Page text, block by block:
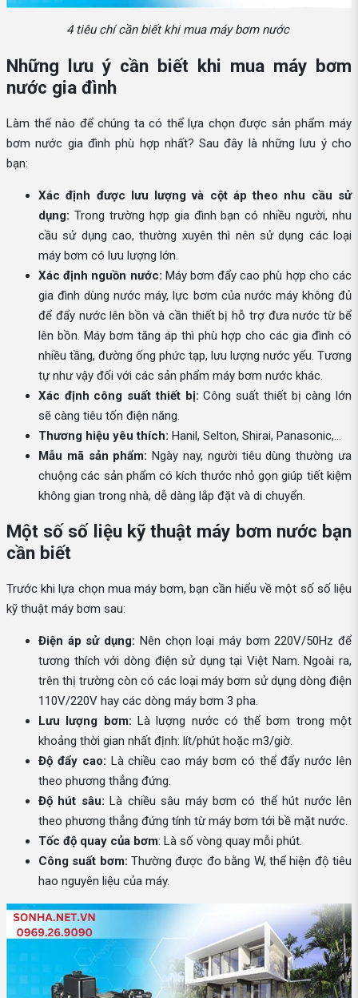
4 tiêu chí cần biết khi mua máy bơm nước
Những lưu ý cần biết khi mua máy bơm
nước gia đình
Làm thế nào để chúng ta có thể lựa chọn được sản phẩm máy
bơm nước gia đình phù hợp nhất? Sau đây là những lưu ý cho
bạn:
Xác định được lưu lượng và cột áp theo nhu cầu sử
dụng: Trong trường hợp gia đình bạn có nhiều người, nhu
cầu sử dụng cao, thường xuyên thì nên sử dụng các loại
máy bơm có lưu lượng lớn.
Xác định nguồn nước: Máy bơm đẩy cao phù hợp cho các
gia đình dùng nước máy, lực bơm của nước máy không đủ
để đẩy nước lên bồn và cần thiết bị hỗ trợ đưa nước từ bể
lên bồn. Máy bơm tăng áp thì phù hợp cho các gia đình có
nhiều tầng, đường ống phức tạp, lưu lượng nước yếu. Tương
tự như vậy đối với các sản phẩm máy bơm nước khác.
Xác định công suất thiết bị: Công suất thiết bị càng lớn
sẽ càng tiêu tốn điện năng.
Thương hiệu yêu thích: Hanil, Selton, Shirai, Panasonic,...
Mẫu mã sản phẩm: Ngày nay, người tiêu dùng thường ưa
chuộng các sản phẩm có kích thước nhỏ gọn giúp tiết kiệm
không gian trong nhà, dễ dàng lắp đặt và di chuyển.
Một số số liệu kỹ thuật máy bơm nước bạn
cần biết
Trước khi lựa chọn mua máy bơm, bạn cần hiểu về một số số liệu
kỹ thuật máy bơm sau:
Điện áp sử dụng: Nên chọn loại máy bơm 220V/50Hz để
tương thích với dòng điện sử dụng tại Việt Nam. Ngoài ra,
trên thị trường còn có các loại máy bơm sử dụng dòng điện
110V/220V hay các dòng máy bơm 3 pha.
Lưu lượng bơm: Là lượng nước có thể bơm trong một
khoảng thời gian nhất định: lít/phút hoặc m3/giờ.
Độ đẩy cao: Là chiều cao máy bơm có thể đẩy nước lên
theo phương thẳng đứng.
Độ hút sâu: Là chiều sâu máy bơm có thể hút nước lên
theo phương thẳng đứng tính từ máy bơm tới bề mặt nước.
Tốc độ quay của bơm: Là số vòng quay mỗi phút.
Công suất bơm: Thường được đo bằng W, thể hiện độ tiêu
hao nguyên liệu của máy.